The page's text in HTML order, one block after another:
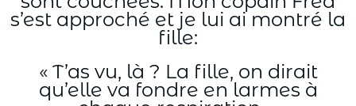
s’est approché et je lui ai montré la
fille:
« T’as vu, là ? La fille, on dirait
qu’elle va fondre en larmes à